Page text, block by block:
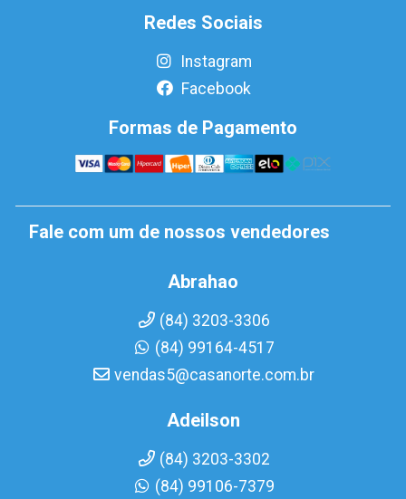
Redes Sociais
Instagram
Facebook
Formas de Pagamento
Fale com um de nossos vendedores
Abrahao
(84) 3203-3306
(84) 99164-4517
vendas5@casanorte.com.br
Adeilson
(84) 3203-3302
(84) 99106-7379